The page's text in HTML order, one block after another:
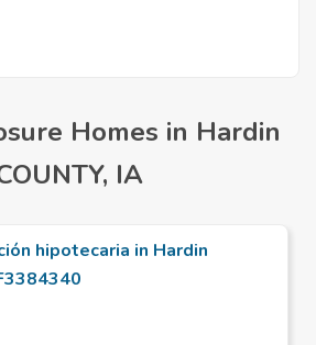
Homes in Hardin
IA